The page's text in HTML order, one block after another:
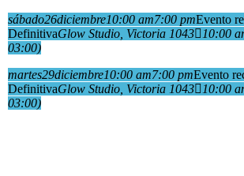
sábado26diciembre10:00 am7:00 pmEvento
DefinitivaGlow Studio , Victoria 1043 10:00
03:00)
martes29diciembre10:00 am7:00 pmEvento
DefinitivaGlow Studio , Victoria 1043 10:00
03:00)